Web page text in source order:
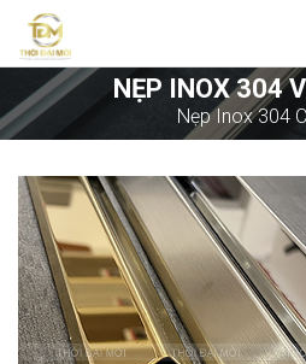
NẸP INOX 304
Nẹp Inox 304